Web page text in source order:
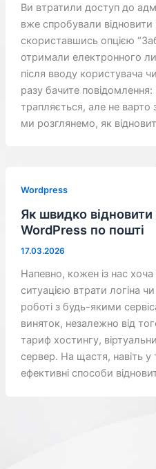
Ви втратили доступ до
вже спробували
скориставшись опцією
отримали електронного
після вводу користувача
разу бачите
трапляється, але не варто
ми розглянемо, як
Wordpress
Як швидко
WordPress по пошті
17.03.2026
Напевно, кожен із нас хоча
ситуацією втрати логіна
роботі з будь-якими
виняток, незалежно від
тариф хостингу,
сервер. На щастя, навіть у
ефективні способи